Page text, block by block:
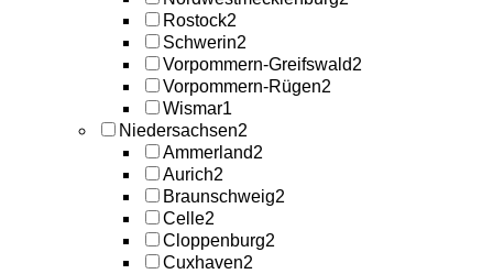
Rostock2
Schwerin2
Vorpommern-Greifswald2
Vorpommern-Rügen2
Wismar1
Niedersachsen2
Ammerland2
Aurich2
Braunschweig2
Celle2
Cloppenburg2
Cuxhaven2